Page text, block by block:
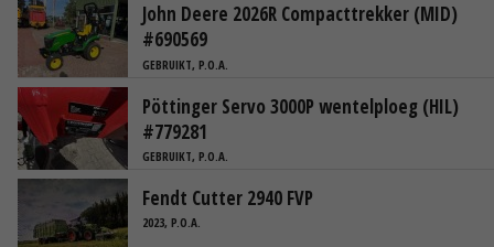
John Deere 2026R Compacttrekker (MID)
#690569
GEBRUIKT, P.O.A.
Pöttinger Servo 3000P wentelploeg (HIL)
#779281
GEBRUIKT, P.O.A.
Fendt Cutter 2940 FVP
2023, P.O.A.